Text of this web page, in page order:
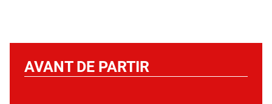
AVANT DE PARTIR